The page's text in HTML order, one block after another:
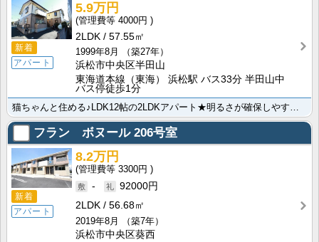
新着
アパート
5.9万円
4000円
2LDK
57.55㎡
1999年8月
（築27年）
浜松市中央区半田山
東海道本線（東海） 浜松駅 バス33分 半田山中
バス停徒歩1分
フラン ボヌール206号室
新着
アパート
8.2万円
3300円
-
92000円
2LDK
56.68㎡
2019年8月
（築7年）
浜松市中央区葵西